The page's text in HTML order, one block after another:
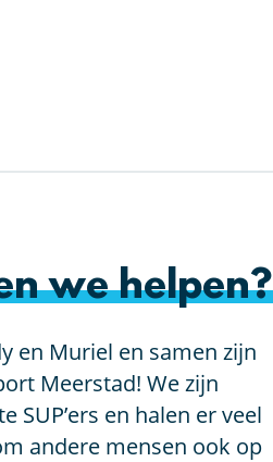
we helpen?
en Muriel en samen zijn
Meerstad! We zijn
SUP’ers en halen er veel
andere mensen ook op